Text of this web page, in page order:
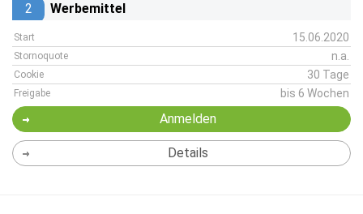
2 Werbemittel
Start 15.06.2020
Stornoquote n.a.
Cookie 30 Tage
Freigabe bis 6 Wochen
Anmelden
Details